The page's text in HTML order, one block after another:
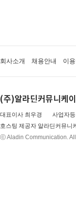
회사소개 채용안내 이
(주)알라딘커뮤니케
대표이사 최우경 사업자
호스팅 제공자 알라딘커뮤니
ⓒ Aladin Communication.